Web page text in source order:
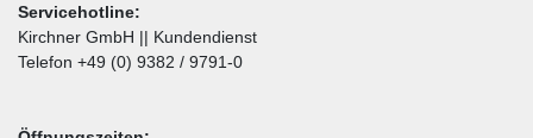
Servicehotline:
Kirchner GmbH || Kundendienst
Telefon +49 (0) 9382 / 9791-0